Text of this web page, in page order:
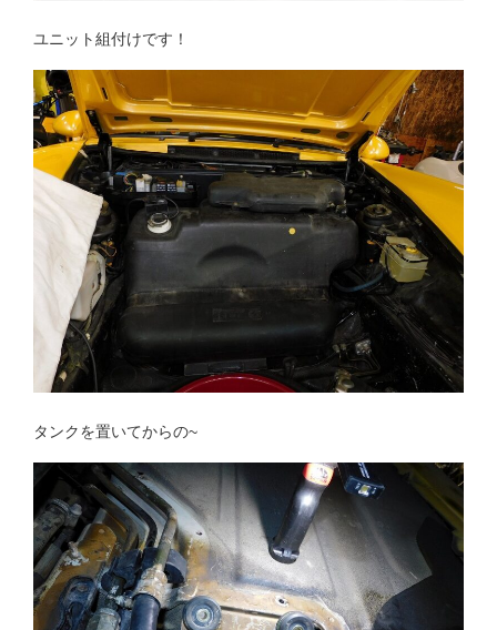
ユニット組付けです！
タンクを置いてからの~